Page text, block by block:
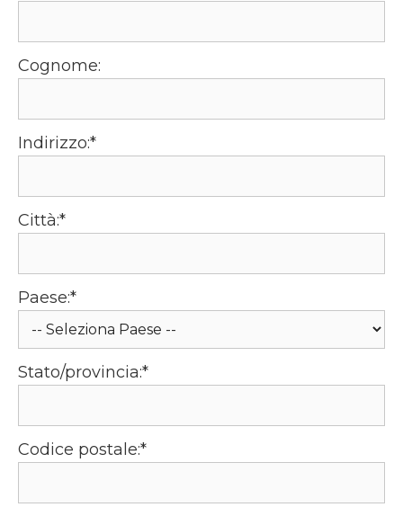
Cognome:
Indirizzo:*
Città:*
Paese:*
Stato/provincia:*
Codice postale:*